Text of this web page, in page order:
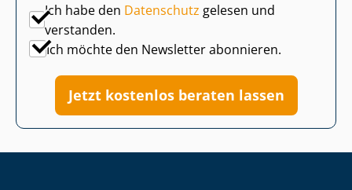
Ich habe den Datenschutz gelesen und
verstanden.
Ich möchte den Newsletter abonnieren.
Jetzt kostenlos beraten lassen